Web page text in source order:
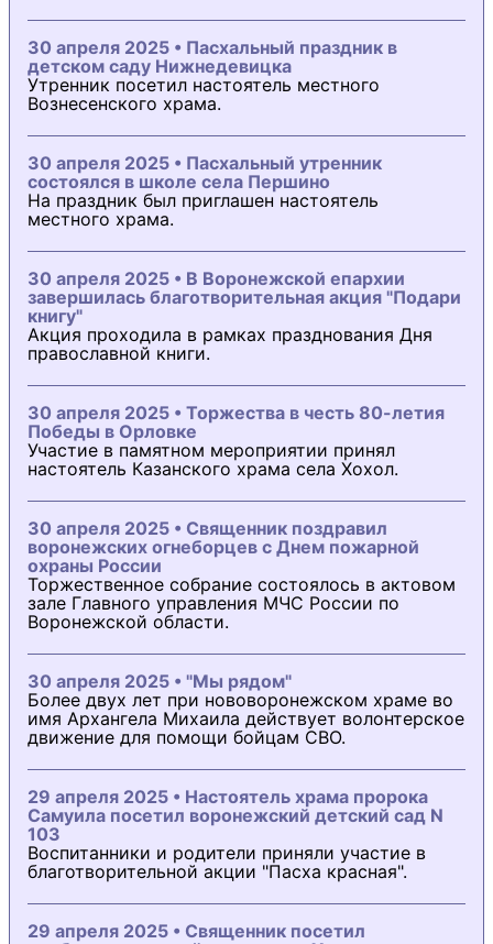
30 апреля 2025 • Пасхальный праздник в
детском саду Нижнедевицка
Утренник посетил настоятель местного
Вознесенского храма.
30 апреля 2025 • Пасхальный утренник
состоялся в школе села Першино
На праздник был приглашен настоятель
местного храма.
30 апреля 2025 • В Воронежской епархии
завершилась благотворительная акция "Подари
книгу"
Акция проходила в рамках празднования Дня
православной книги.
30 апреля 2025 • Торжества в честь 80-летия
Победы в Орловке
Участие в памятном мероприятии принял
настоятель Казанского храма села Хохол.
30 апреля 2025 • Священник поздравил
воронежских огнеборцев с Днем пожарной
охраны России
Торжественное собрание состоялось в актовом
зале Главного управления МЧС России по
Воронежской области.
30 апреля 2025 • "Мы рядом"
Более двух лет при нововоронежском храме во
имя Архангела Михаила действует волонтерское
движение для помощи бойцам СВО.
29 апреля 2025 • Настоятель храма пророка
Самуила посетил воронежский детский сад N
103
Воспитанники и родители приняли участие в
благотворительной акции "Пасха красная".
29 апреля 2025 • Священник посетил